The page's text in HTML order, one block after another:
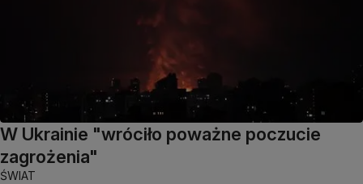
W Ukrainie "wróciło poważne poczucie
zagrożenia"
ŚWIAT